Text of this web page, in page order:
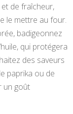
de fraîcheur,
le mettre au four.
badigeonnez
qui protégera
des saveurs
paprika ou de
un goût